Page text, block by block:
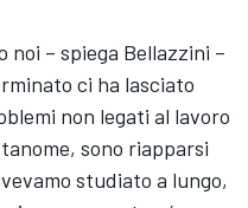
noi – spiega Bellazzini –
ci ha lasciato
non legati al lavoro
sono riapparsi
studiato a lungo,